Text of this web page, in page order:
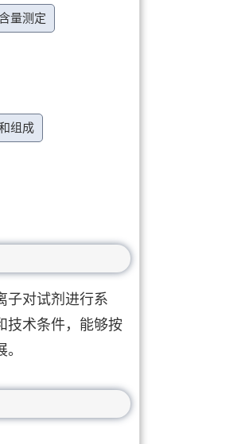
量测定
组成
子对试剂进行系
技术条件，能够按